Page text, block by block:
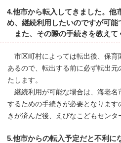
4.他市から転入してきました。他
め、継続利用したいのですが可能
また、その際の手続きを教えて
市区町村によっては転出後、保育
あるので、転出する前に必ず転出
たします。
継続利用が可能な場合は、海老名
するための手続きが必要となりま
きが済んだ後、えびなこどもセンタ
5.他市からの転入予定だと不利に